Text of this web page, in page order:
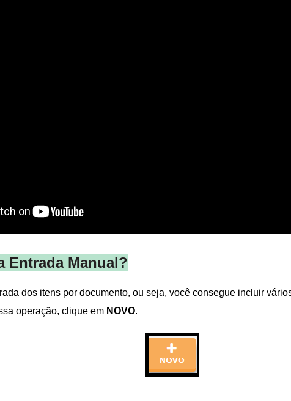
Entrada Manual?
dos itens por documento, ou seja, você consegue incluir
operação, clique em NOVO.